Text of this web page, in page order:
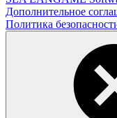
Дополнительное
Политика